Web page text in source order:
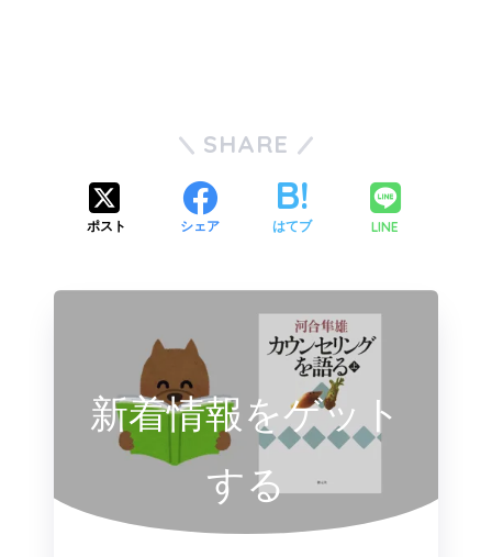
SHARE
ポスト シェア はてブ LINE
新着情報をゲット
する